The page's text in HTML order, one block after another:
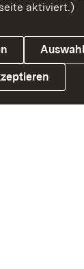
aktiviert.)